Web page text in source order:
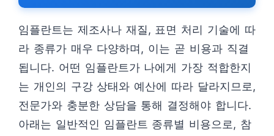
임플란트는 제조사나 재질, 표면 처리 기술에 따
라 종류가 매우 다양하며, 이는 곧 비용과 직결
됩니다. 어떤 임플란트가 나에게 가장 적합한지
는 개인의 구강 상태와 예산에 따라 달라지므로,
전문가와 충분한 상담을 통해 결정해야 합니다.
아래는 일반적인 임플란트 종류별 비용으로, 참